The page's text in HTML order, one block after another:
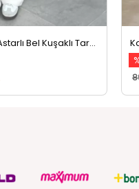
Kadın Kruvaze Yaka Astarlı Bel Kuşaklı Tarz Trençkot Siyah